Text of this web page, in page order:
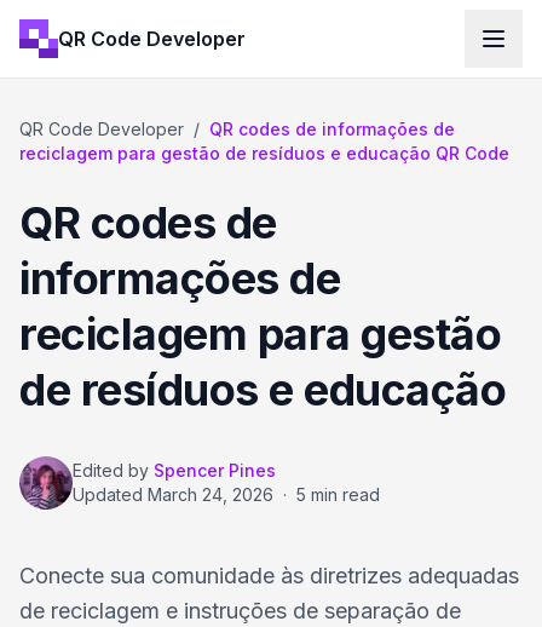
QR Code Developer
QR Code Developer / QR codes de informações de
reciclagem para gestão de resíduos e educação QR Code
QR codes de
informações de
reciclagem para gestão
de resíduos e educação
Edited by Spencer Pines
Updated March 24, 2026 · 5 min read
Conecte sua comunidade às diretrizes adequadas
de reciclagem e instruções de separação de